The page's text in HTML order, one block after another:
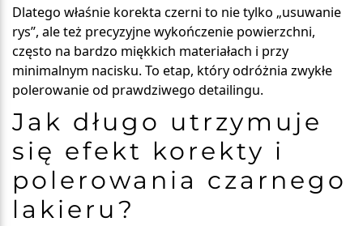
Dlatego właśnie korekta czerni to nie tylko „usuwanie
rys”, ale też precyzyjne wykończenie powierzchni,
często na bardzo miękkich materiałach i przy
minimalnym nacisku. To etap, który odróżnia zwykłe
polerowanie od prawdziwego detailingu.
Jak długo utrzymuje
się efekt korekty i
polerowania czarnego
lakieru?